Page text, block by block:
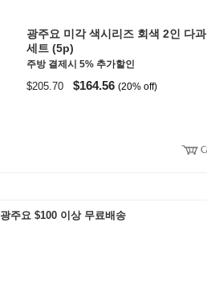
광주요 미각 색시리즈 회색 2인 다과
세트 (5p)
주방 결제시 5% 추가할인
$205.70 $164.56 (20% off)
광주요 $100 이상 무료배송